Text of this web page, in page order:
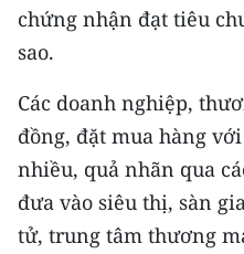
Đồng bằng sông Cửu
Chuyên trang Hà Nội
Chuyên trang TP. Hồ
CHUYÊN ĐỀ
CÁC CHUYÊN TRANG
chứng nhận đạt tiêu
sao.
Các doanh nghiệp,
đồng, đặt mua hàng
nhiều, quả nhãn qua
đưa vào siêu thị, sàn
tử, trung tâm thương